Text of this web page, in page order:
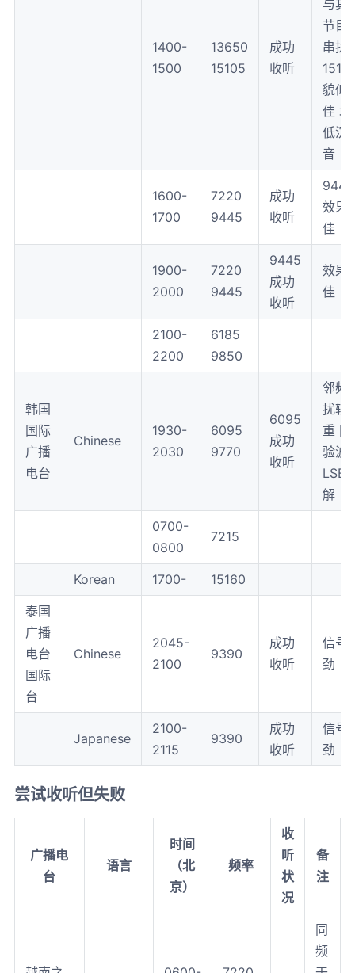
1400-
1500
13650
15105
成功
收听
与其
节目
串扰
貌似
佳 均
低沉
音
1600-
1700
7220
9445
成功
收听
9445
效果
佳
1900-
2000
7220
9445
9445
成功
收听
效果
佳
2100-
2200
6185
9850
韩国
国际
广播
电台
Chinese
1930-
2030
6095
9770
6095
成功
收听
邻频
扰较
重 同
验波
LSB
解
0700-
0800
7215
Korean 1700-
15160
泰国
广播
电台
国际
台
Chinese
2045-
2100
9390
成功
收听
信号
劲
Japanese
2100-
2115
9390
成功
收听
信号
劲
尝试收听但失败
广播电
台
语言
时间
（北
京）
频率
收
听
状
况
备
注
同
频